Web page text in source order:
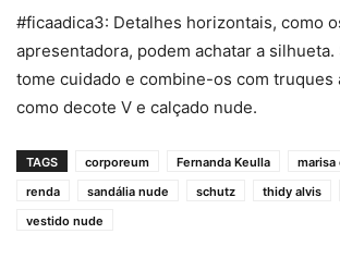
#ficaadica3: Detalhes horizontais, como
apresentadora, podem achatar a silhueta.
tome cuidado e combine-os com truques
como decote V e calçado nude.
TAGS corporeum Fernanda Keulla
marisa
renda
sandália nude schutz thidy alvis
vestido nude